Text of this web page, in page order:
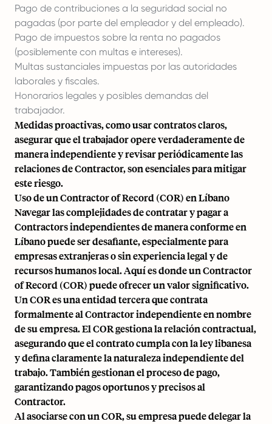
Pago de contribuciones a la seguridad social no
pagadas (por parte del empleador y del empleado).
Pago de impuestos sobre la renta no pagados
(posiblemente con multas e intereses).
Multas sustanciales impuestas por las autoridades
laborales y fiscales.
Honorarios legales y posibles demandas del
trabajador.
Medidas proactivas, como usar contratos claros,
asegurar que el trabajador opere verdaderamente de
manera independiente y revisar periódicamente las
relaciones de Contractor, son esenciales para mitigar
este riesgo.
Uso de un Contractor of Record (COR) en Líbano
Navegar las complejidades de contratar y pagar a
Contractors independientes de manera conforme en
Líbano puede ser desafiante, especialmente para
empresas extranjeras o sin experiencia legal y de
recursos humanos local. Aquí es donde un Contractor
of Record (COR) puede ofrecer un valor significativo.
Un COR es una entidad tercera que contrata
formalmente al Contractor independiente en nombre
de su empresa. El COR gestiona la relación contractual,
asegurando que el contrato cumpla con la ley libanesa
y defina claramente la naturaleza independiente del
trabajo. También gestionan el proceso de pago,
garantizando pagos oportunos y precisos al
Contractor.
Al asociarse con un COR, su empresa puede delegar la